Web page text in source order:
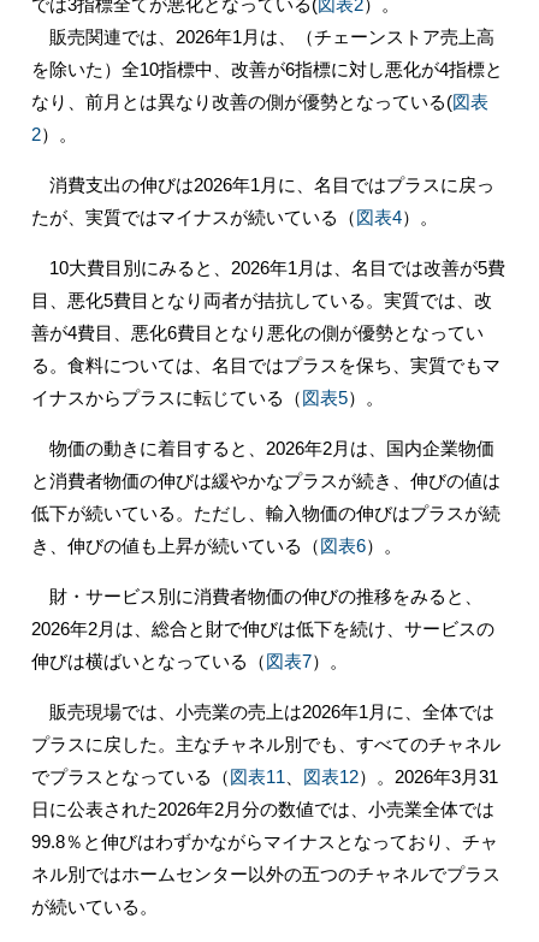
では3指標全てが悪化となっている(図表2）。
販売関連では、2026年1月は、（チェーンストア売上高
を除いた）全10指標中、改善が6指標に対し悪化が4指標と
なり、前月とは異なり改善の側が優勢となっている(図表
2）。
消費支出の伸びは2026年1月に、名目ではプラスに戻っ
たが、実質ではマイナスが続いている（図表4）。
10大費目別にみると、2026年1月は、名目では改善が5費
目、悪化5費目となり両者が拮抗している。実質では、改
善が4費目、悪化6費目となり悪化の側が優勢となってい
る。食料については、名目ではプラスを保ち、実質でもマ
イナスからプラスに転じている（図表5）。
物価の動きに着目すると、2026年2月は、国内企業物価
と消費者物価の伸びは緩やかなプラスが続き、伸びの値は
低下が続いている。ただし、輸入物価の伸びはプラスが続
き、伸びの値も上昇が続いている（図表6）。
財・サービス別に消費者物価の伸びの推移をみると、
2026年2月は、総合と財で伸びは低下を続け、サービスの
伸びは横ばいとなっている（図表7）。
販売現場では、小売業の売上は2026年1月に、全体では
プラスに戻した。主なチャネル別でも、すべてのチャネル
でプラスとなっている（図表11 図表12）。2026年3月31
日に公表された2026年2月分の数値では、小売業全体では
99.8％と伸びはわずかながらマイナスとなっており、チャ
ネル別ではホームセンター以外の五つのチャネルでプラス
が続いている。